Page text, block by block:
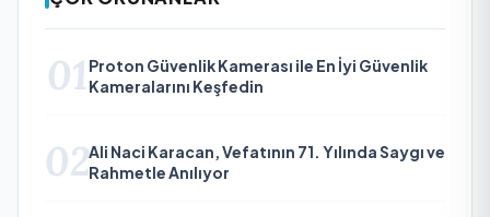
01 Proton Güvenlik Kamerası ile En İyi Güvenlik
Kameralarını Keşfedin
02Ali Naci Karacan, Vefatının 71. Yılında Saygı ve
Rahmetle Anılıyor